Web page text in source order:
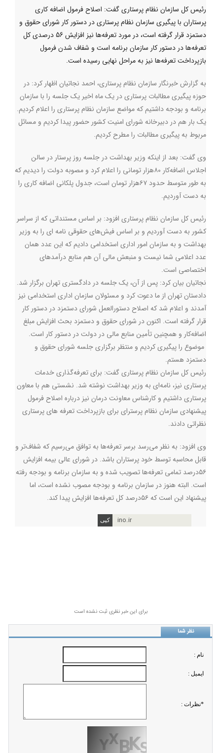
رئیس کل سازمان نظام پرستاری گفت: اصلاح فرمول اضافه کاری
پرستاران با پیگیری سازمان نظام پرستاری در دستور کار شورای حقوق و
دستمزد قرار گرفته است، در مورد تعرفه‌ها نیز افزایش 56 درصدی کل
تعرفه‌ها در دستور کار سازمان برنامه است و شفاف شدن فرمول
بازپرداخت تعرفه‌ها نیز به مراحل نهایی رسیده است.
به گزارش خبرنگار سازمان نظام پرستاری، احمد نجاتیان اظهار کرد: در
حوزه پیگیری مطالبات پرستاری در یک ماه اخیر یک جلسه را با سازمان
برنامه و بودجه داشتیم که مواضع سازمان نظام پرستاری را اعلام کردیم.
یک بار هم در دبیرخانه شورای امنیت کشور حضور پیدا کردیم و مسائل
مربوط به پیگیری مطالبات را مطرح کردیم.
وی گفت: بعد از اینکه وزیر بهداشت در جلسه روز پرستار در سالن
اجلاس اضافه‌کار ۸۰هزار تومانی را اعلام کرد و مصوبه دولت را دیدیم که
به طور متوسط حدود ۶۷هزار تومان است، جدول پلکانی اضافه کاری را
به دست آوردیم.
رئیس کل سازمان نظام پرستاری افزود: بر اساس مستنداتی که از سراسر
کشور به دست آوردیم و بر اساس فیش‌های حقوقی نامه ای را به وزیر
بهداشت و به سازمان امور اداری استخدامی دادیم که این عدد همان
عدد اعلامی شما نیست و منبعش مالی آن هم منابع درآمدهای
اختصاصی است.
نجاتیان بیان کرد: پس از آن، یک جلسه در دادگستری تهران برگزار شد.
دادستان تهران از ما دعوت کرد و مسئولان سازمان اداری استخدامی نیز
آمدند و اعلام شد که اصلاح دستورالعمل شورای دستمزد در دستور کار
قرار گرفته است. اکنون در شورای حقوق و دستمزد بحث افزایش مبلغ
اضافه‌کار و همچنین تأمین منابع مالی در دولت در دستور کار است.
موضوع را پیگیری کردیم و منتظر برگزاری جلسه شورای حقوق و
دستمزد هستم.
رئیس کل سازمان نظام پرستاری گفت: برای تعرفه‌گذاری خدمات
پرستاری نیز، نامه‌ای به وزیر بهداشت نوشته شد. نشستی هم با معاون
پرستاری داشتیم و کارشناس معاونت درمان نیز درباره اصلاح فرمول
پیشنهادی سازمان نظام پرسترای برای بازپرداخت تعرفه های پرستاری
نظراتی دادند.
وی افزود: به نظر می‌رسد برسر تعرفه‌ها به توافق می‌رسیم که شفاف‌تر و
قابل محاسبه توسط خود پرستاران باشد. در شورای عالی بیمه افزایش
۵۶درصد تمامی تعرفه‌ها تصویب شده و به سازمان برنامه و بودجه رفته
است. البته هنوز در سازمان برنامه و بودجه مصوب نشده است، اما
پیشنهاد این است که ۵۶درصد کل تعرفه‌ها افزایش پیدا کند.
ino.ir
برای این خبر نظری ثبت نشده است
نظر شما
نام :
ايميل :
*نظرات :